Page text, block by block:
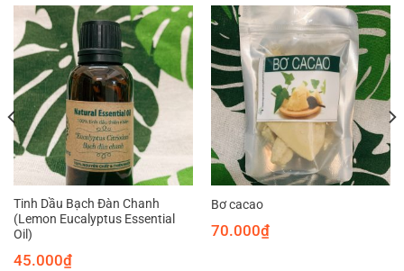
Tinh Dầu Bạch Đàn Chanh
(Lemon Eucalyptus Essential
Oil)
45.000₫
Bơ cacao
70.000₫